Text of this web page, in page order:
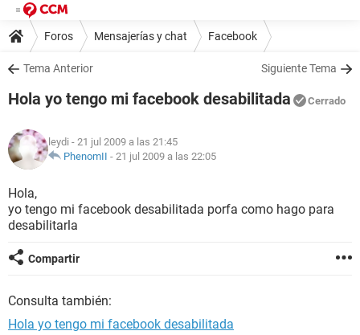
Foros Mensajerías y chat Facebook
Tema Anterior Siguiente Tema
Hola yo tengo mi facebook desabilitada Cerrado
leydi - 21 jul 2009 a las 21:45
PhenomII - 21 jul 2009 a las 22:05
Hola,
yo tengo mi facebook desabilitada porfa como hago para
desabilitarla
Compartir
Consulta también:
Hola yo tengo mi facebook desabilitada